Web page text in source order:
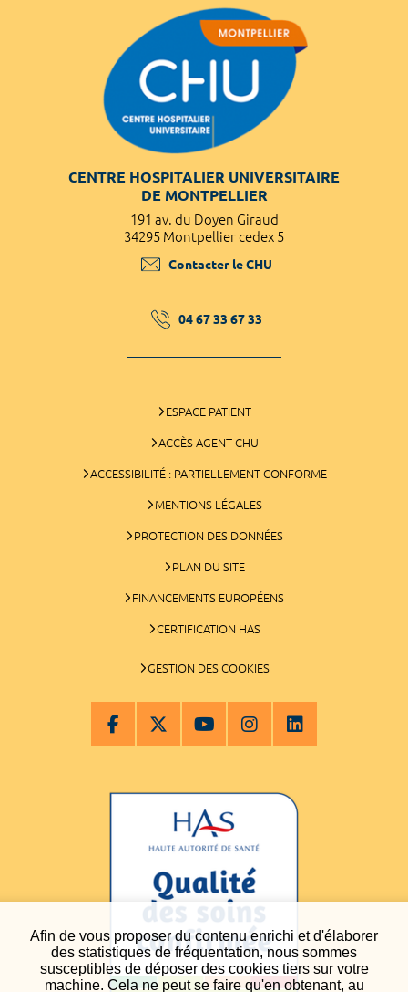
Afin de vous proposer du contenu enrichi et d'élaborer
des statistiques de fréquentation, nous sommes
susceptibles de déposer des cookies tiers sur votre
machine. Cela ne peut se faire qu'en obtenant, au
CENTRE HOSPITALIER UNIVERSITAIRE
DE MONTPELLIER
191 av. du Doyen Giraud
34295 Montpellier cedex 5
Contacter le CHU
04 67 33 67 33
ESPACE PATIENT
ACCÈS AGENT CHU
ACCESSIBILITÉ : PARTIELLEMENT CONFORME
MENTIONS LÉGALES
PROTECTION DES DONNÉES
PLAN DU SITE
FINANCEMENTS EUROPÉENS
CERTIFICATION HAS
GESTION DES COOKIES